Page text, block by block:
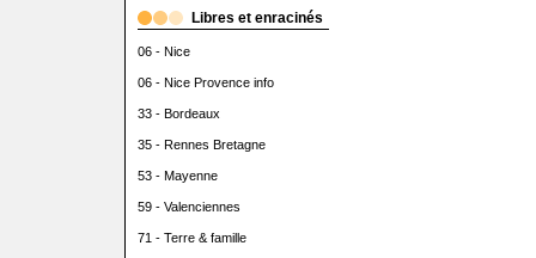
Libres et enracinés
06 - Nice
06 - Nice Provence info
33 - Bordeaux
35 - Rennes Bretagne
53 - Mayenne
59 - Valenciennes
71 - Terre & famille